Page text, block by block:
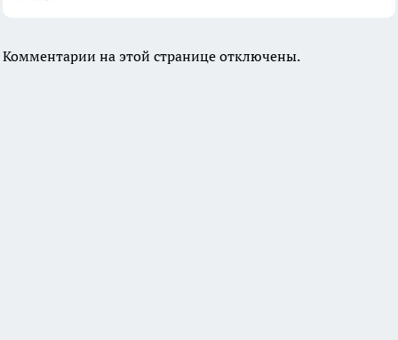
Комментарии на этой странице отключены.